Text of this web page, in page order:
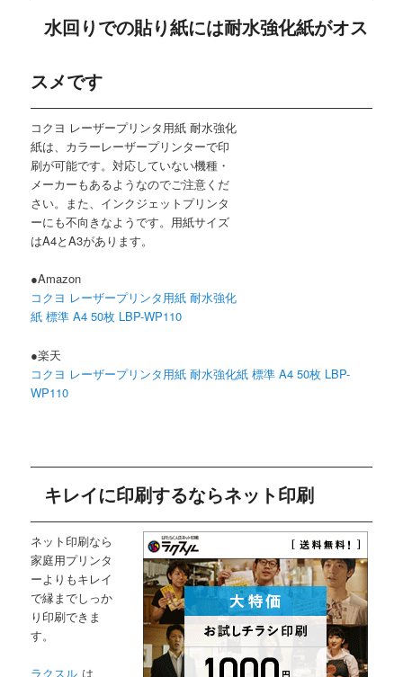
水回りでの貼り紙には耐水強化紙がオス
スメです
コクヨ レーザープリンタ用紙 耐水強化
紙は、カラーレーザープリンターで印
刷が可能です。対応していない機種・
メーカーもあるようなのでご注意くだ
さい。また、インクジェットプリンタ
ーにも不向きなようです。用紙サイズ
はA4とA3があります。
●Amazon
コクヨ レーザープリンタ用紙 耐水強化
紙 標準 A4 50枚 LBP-WP110
●楽天
コクヨ レーザープリンタ用紙 耐水強化紙 標準 A4 50枚 LBP-
WP110
キレイに印刷するならネット印刷
ネット印刷なら
家庭用プリンタ
ーよりもキレイ
で縁までしっか
り印刷できま
す。
ラクスル は、